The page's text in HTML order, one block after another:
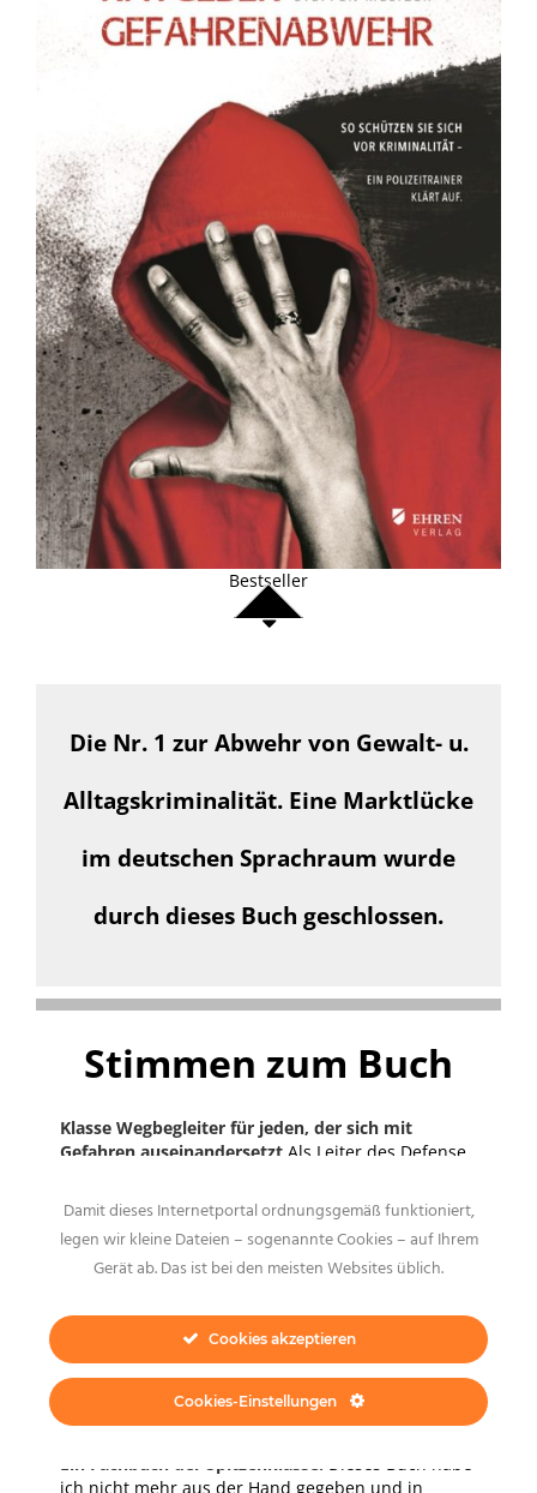
Bestseller
Die Nr. 1 zur Abwehr von Gewalt- u.
Alltagskriminalität. Eine Marktlücke
im deutschen Sprachraum wurde
durch dieses Buch geschlossen.
Stimmen zum Buch
Klasse Wegbegleiter für jeden, der sich mit
Gefahren auseinandersetzt Als Leiter des Defense
Zugriffstechniken, Schießen mehr, kann ich jedem
Kollegen, aber auch jedem in der
Sicherheitsbranche dieses Buch nur wärmstens
empfehlen. Steffen Meltzer hat in vielen
hilfreiches Werk geschaffen das hilft, sich auf die
Gefahren des Alltags einzustellen.Freddy
World Martial Arts Games Champion von 2000 –
2004 sowie Grand Prix Gewinner 2000
Ein Fachbuch der Spitzenklasse! Dieses Buch habe
ich nicht mehr aus der Hand gegeben und in
Damit dieses Internetportal ordnungsgemäß funktioniert,
legen wir kleine Dateien – sogenannte Cookies – auf Ihrem
Gerät ab. Das ist bei den meisten Websites üblich.
Cookies akzeptieren
Cookies-Einstellungen